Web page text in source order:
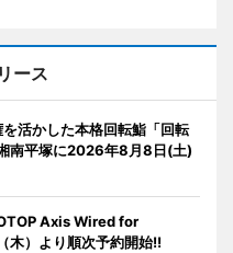
ース
活かした本格回転鮨「回転
南平塚に2026年8月8日(土)
Axis Wired for
）より順次予約開始!!